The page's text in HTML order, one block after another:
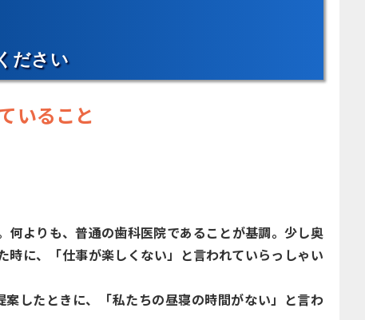
ださい
いること
よりも、普通の歯科医院であることが基調。少し奥
に、「仕事が楽しくない」と言われていらっしゃい
したときに、「私たちの昼寝の時間がない」と言わ